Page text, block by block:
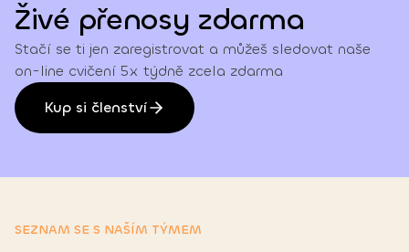
Živé přenosy zdarma
Stačí se ti jen zaregistrovat a můžeš sledovat naše
on-line cvičení 5x týdně zcela zdarma
Kup si členství
SEZNAM SE S NAŠÍM TÝMEM